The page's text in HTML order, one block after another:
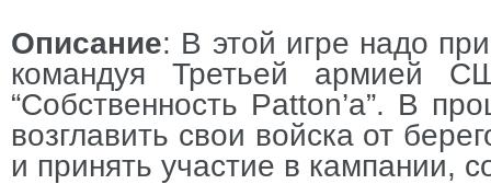
Описание: В этой игре надо
командуя Третьей армией
“Собственность Patton’а”. В
возглавить свои войска от
и принять участие в кампании,